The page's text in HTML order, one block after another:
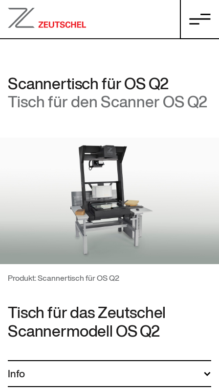
Scannertisch für OS Q2
Tisch für den Scanner OS Q2
Produkt: Scannertisch für OS Q2
Tisch für das Zeutschel
Scannermodell OS Q2
Info